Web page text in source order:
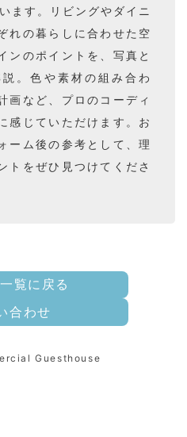
ます。リビングやダイニ
れの暮らしに合わせた空
ンのポイントを、写真と
。色や素材の組み合わ
画など、プロのコーディ
感じていただけます。お
ーム後の参考として、理
トをぜひ見つけてくださ
覧に戻る
合わせ
Guesthouse